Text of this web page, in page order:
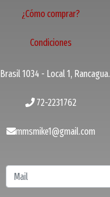
¿Cómo comprar?
Condiciones
Brasil 1034 - Local 1, Rancagua.
72-2231762
mmsmike1@gmail.com